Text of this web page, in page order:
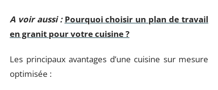
A voir aussi : Pourquoi choisir un plan de travail
en granit pour votre cuisine ?
Les principaux avantages d’une cuisine sur mesure
optimisée :